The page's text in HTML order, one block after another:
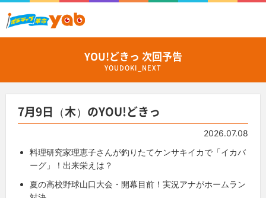
YOU!どきっ 次回予告
YOUDOKI_NEXT
7月9日（木）のYOU!どきっ
2026.07.08
料理研究家理恵子さんが釣りたてケンサキイカで「イカバ
ーグ」！出来栄えは？
夏の高校野球山口大会・開幕目前！実況アナがホームラン